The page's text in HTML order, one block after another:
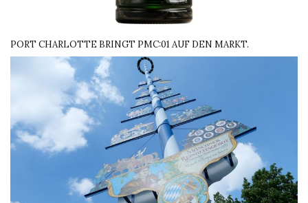
PORT CHARLOTTE BRINGT PMC:01 AUF DEN MARKT.